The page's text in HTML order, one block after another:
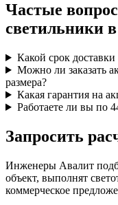
Частые
светильники
Какой срок
Можно ли заказать
размера?
Какая гарантия на
Работаете ли вы по
Запросить
Инженеры Авалит
объект, выполнят
коммерческое